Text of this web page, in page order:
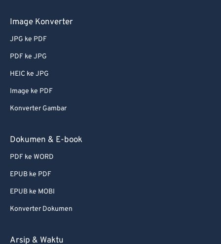
Image Konverter
JPG ke PDF
PDF ke JPG
HEIC ke JPG
Image ke PDF
Konverter Gambar
Dokumen & E-book
PDF ke WORD
EPUB ke PDF
EPUB ke MOBI
Konverter Dokumen
Arsip & Waktu